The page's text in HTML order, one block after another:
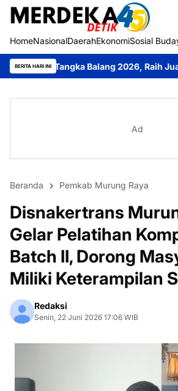
HomeNasionalDaerahEkonomiSosial
BERITA HARI INI
Balang 2026, Raih Juara II Tari Kreasi
Ad
Beranda Pemkab Murung Raya
Disnakertrans
Gelar Pelatihan
Batch II, Dorong
Miliki Keterampilan
Redaksi
Senin, 22 Juni 2026 17:06 WIB